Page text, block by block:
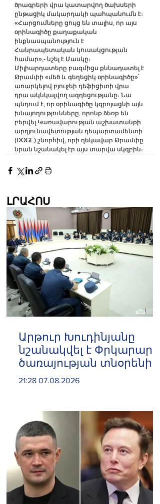
ծրագրերի վրա կատարվող ծախսերի
ընթացիկ մակարդակի պահպանումն է։
«Հարցումները ցույց են տալիս, որ այս
օրինագիծը քաղաքական
ինքնասպանություն է
Հանրապետական կուսակցության
համար»,- նշել է Մասկը։
Միլիարդատերը բազմիցս քննադատել է
Թրամփի «մեծ և գեղեցիկ օրինագիծը»՝
առարկելով բյուջեի դեֆիցիտի վրա
դրա ակնկալվող ազդեցությանը։ Նա
պնդում է, որ օրինագիծը կզրոյացնի այն
խնայողությունները, որոնք ձեռք են
բերվել Կառավարության աշխատանքի
արդյունավետության դեպարտամենտի
(DOGE) շնորհիվ, որի ղեկավար Թրամփը
նրան նշանակել էր այս տարվա սկզբին։
ԼՐԱՀՈՍ
Արթուր Խուդինյանը
նշանակվել է Փրկարար
ծառայության տնօրենի
տեղակալ
21:28 07.08.2026